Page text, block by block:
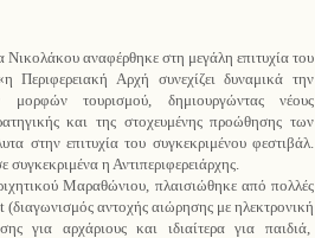
Νικολάκου αναφέρθηκε στη μεγάλη επιτυχία του
Περιφερειακή Αρχή συνεχίζει δυναμικά την
μορφών τουρισμού, δημιουργώντας νέους
και της στοχευμένης προώθησης των
στην επιτυχία του συγκεκριμένου φεστιβάλ.
η Αντιπεριφερειάρχης.
Μαραθώνιου, πλαισιώθηκε από πολλές
αντοχής αιώρησης με ηλεκτρονική
για αρχάριους και ιδιαίτερα για παιδιά,